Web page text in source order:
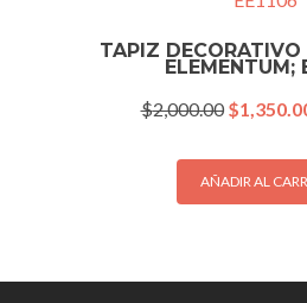
TAPIZ
ELEMENTUM;
$2,000.00 Original
was:
$
AÑADIR AL